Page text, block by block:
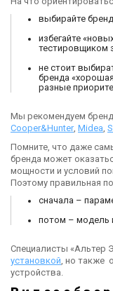
выбирайте
избегайте
тестировщиком
не стоит
бренда
разные
Мы рекомендуем
Cooper&Hunter, Midea,
Помните, что даже
бренда может
мощности и условий
Поэтому правильная
сначала –
потом – модель
Специалисты «Альтер
установкой, но также
устройства.